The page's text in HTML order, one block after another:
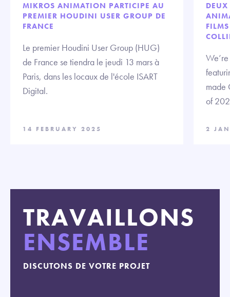
MIKROS ANIMATION PARTICIPE AU
PREMIER HOUDINI USER GROUP DE
FRANCE
Le premier Houdini User Group (HUG)
de France se tiendra le jeudi 13 mars à
Paris, dans les locaux de l'école ISART
Digital.
14 FEBRUARY 2025
made
of
2
TRAVAILLONS
ENSEMBLE
DISCUTONS DE VOTRE PROJET